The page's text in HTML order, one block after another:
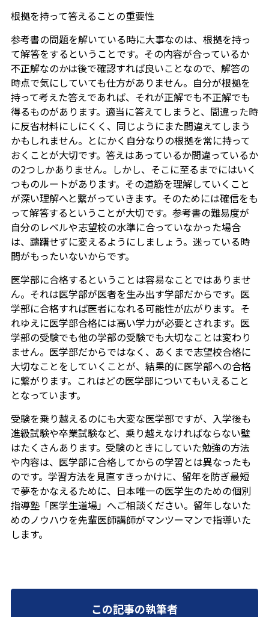
根拠を持って答えることの重要性
参考書の問題を解いている時に大事なのは、根拠を持っ
て解答をするということです。その内容が合っているか
不正解なのかは後で確認すれば良いことなので、解答の
時点で気にしていても仕方がありません。自分が根拠を
持って考えた答えであれば、それが正解でも不正解でも
得るものがあります。適当に答えてしまうと、間違った時
に反省材料にしにくく、同じようにまた間違えてしまう
かもしれません。とにかく自分なりの根拠を常に持って
おくことが大切です。答えはあっているか間違っているか
の2つしかありません。しかし、そこに至るまでにはいく
つものルートがあります。その道筋を理解していくこと
が深い理解へと繋がっていきます。そのためには確信をも
って解答するということが大切です。参考書の難易度が
自分のレベルや志望校の水準に合っていなかった場合
は、躊躇せずに変えるようにしましょう。迷っている時
間がもったいないからです。
医学部に合格するということは容易なことではありませ
ん。それは医学部が医者を生み出す学部だからです。医
学部に合格すれば医者になれる可能性が広がります。そ
れゆえに医学部合格には高い学力が必要とされます。医
学部の受験でも他の学部の受験でも大切なことは変わり
ません。医学部だからではなく、あくまで志望校合格に
大切なことをしていくことが、結果的に医学部への合格
に繋がります。これはどの医学部についてもいえること
となっています。
受験を乗り越えるのにも大変な医学部ですが、入学後も
進級試験や卒業試験など、乗り越えなければならない壁
はたくさんあります。受験のときにしていた勉強の方法
や内容は、医学部に合格してからの学習とは異なったも
のです。学習方法を見直すきっかけに、留年を防ぎ最短
で夢をかなえるために、日本唯一の医学生のための個別
指導塾「医学生道場」へご相談ください。留年しないた
めのノウハウを先輩医師講師がマンツーマンで指導いた
します。
この記事の執筆者